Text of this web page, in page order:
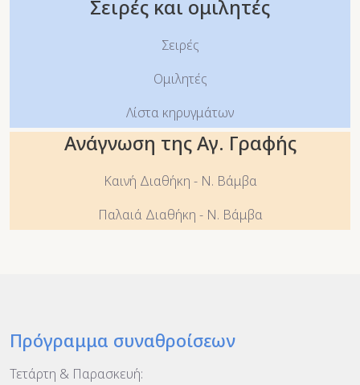
Σειρές και ομιλητές
Σειρές
Ομιλητές
Λίστα κηρυγμάτων
Ανάγνωση της Αγ. Γραφής
Καινή Διαθήκη - Ν. Βάμβα
Παλαιά Διαθήκη - Ν. Βάμβα
Πρόγραμμα συναθροίσεων
Τετάρτη & Παρασκευή: